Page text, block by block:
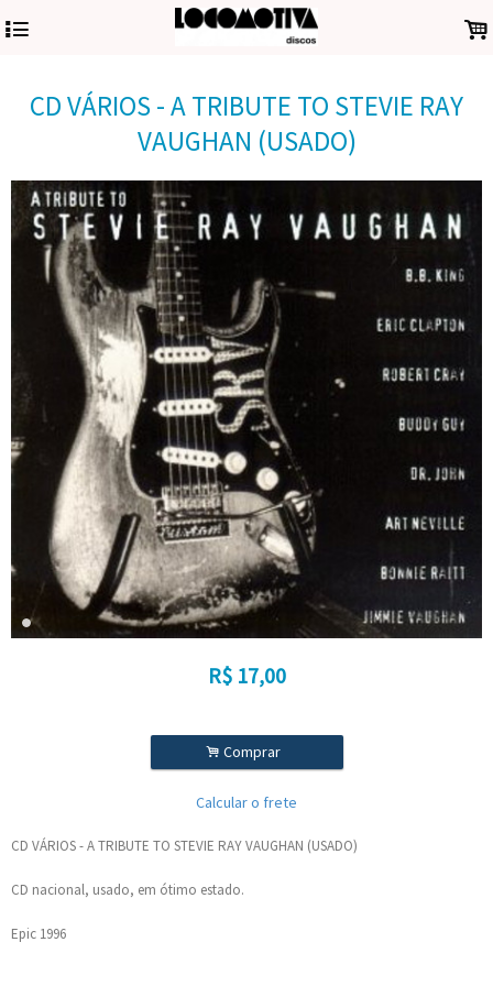
4 .
CD VÁRIOS - A TRIBUTE TO STEVIE RAY
VAUGHAN (USADO)
R$ 17,00
. Comprar
Calcular o frete
CD VÁRIOS - A TRIBUTE TO STEVIE RAY VAUGHAN (USADO)
CD nacional, usado, em ótimo estado.
Epic 1996